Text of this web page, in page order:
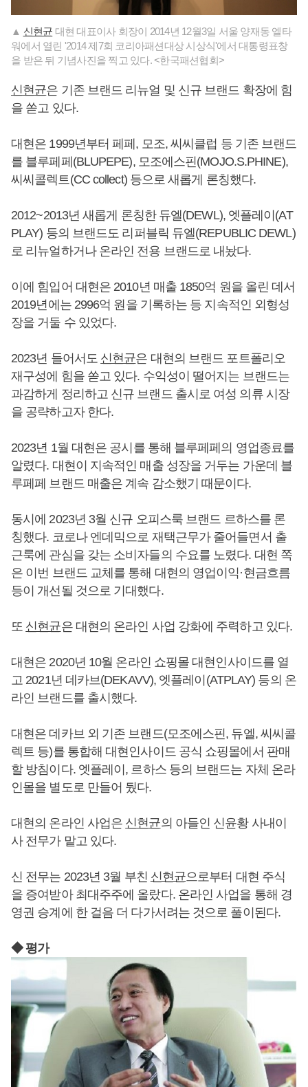
▲ 신현균 대현 대표이사 회장이 2014년 12월3일 서울 양재동 엘타
워에서 열린 '2014 제7회 코리아패션대상 시상식'에서 대통령표창
을 받은 뒤 기념사진을 찍고 있다. <한국패션협회>
신현균은 기존 브랜드 리뉴얼 및 신규 브랜드 확장에 힘
을 쏟고 있다.
대현은 1999년부터 페페, 모조, 씨씨클럽 등 기존 브랜드
를 블루페페(BLUPEPE), 모조에스핀(MOJO.S.PHINE),
씨씨콜렉트(CC collect) 등으로 새롭게 론칭했다.
2012~2013년 새롭게 론칭한 듀엘(DEWL), 엣플레이(AT
PLAY) 등의 브랜드도 리퍼블릭 듀엘(REPUBLIC DEWL)
로 리뉴얼하거나 온라인 전용 브랜드로 내놨다.
이에 힘입어 대현은 2010년 매출 1850억 원을 올린 데서
2019년에는 2996억 원을 기록하는 등 지속적인 외형성
장을 거둘 수 있었다.
2023년 들어서도 신현균은 대현의 브랜드 포트폴리오
재구성에 힘을 쏟고 있다. 수익성이 떨어지는 브랜드는
과감하게 정리하고 신규 브랜드 출시로 여성 의류 시장
을 공략하고자 한다.
2023년 1월 대현은 공시를 통해 블루페페의 영업종료를
알렸다. 대현이 지속적인 매출 성장을 거두는 가운데 블
루페페 브랜드 매출은 계속 감소했기 때문이다.
동시에 2023년 3월 신규 오피스룩 브랜드 르하스를 론
칭했다. 코로나 엔데믹으로 재택근무가 줄어들면서 출
근룩에 관심을 갖는 소비자들의 수요를 노렸다. 대현 쪽
은 이번 브랜드 교체를 통해 대현의 영업이익·현금흐름
등이 개선될 것으로 기대했다.
또 신현균은 대현의 온라인 사업 강화에 주력하고 있다.
대현은 2020년 10월 온라인 쇼핑몰 대현인사이드를 열
고 2021년 데카브(DEKAVV), 엣플레이(ATPLAY) 등의 온
라인 브랜드를 출시했다.
대현은 데카브 외 기존 브랜드(모조에스핀, 듀엘, 씨씨콜
렉트 등)를 통합해 대현인사이드 공식 쇼핑몰에서 판매
할 방침이다. 엣플레이, 르하스 등의 브랜드는 자체 온라
인몰을 별도로 만들어 뒀다.
대현의 온라인 사업은 신현균의 아들인 신윤황 사내이
사 전무가 맡고 있다.
신 전무는 2023년 3월 부친 신현균으로부터 대현 주식
을 증여받아 최대주주에 올랐다. 온라인 사업을 통해 경
영권 승계에 한 걸음 더 다가서려는 것으로 풀이된다.
◆ 평가